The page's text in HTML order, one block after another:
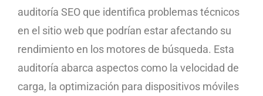
auditoría SEO que identifica problemas técnicos
en el sitio web que podrían estar afectando su
rendimiento en los motores de búsqueda. Esta
auditoría abarca aspectos como la velocidad de
carga, la optimización para dispositivos móviles